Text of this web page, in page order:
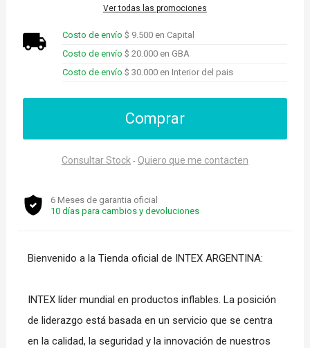
de $ 37.771
Ver todas las promociones
Costo de envío $ 9.500 en Capital
Costo de envío $ 20.000 en GBA
Costo de envío $ 30.000 en Interior del pais
Comprar
Consultar Stock- Quiero que me contacten
6 Meses de garantia oficial
10 días para cambios y devoluciones
Bienvenido a la Tienda oficial de INTEX ARGENTINA:
INTEX líder mundial en productos inflables. La posición
de liderazgo está basada en un servicio que se centra
en la calidad, la seguridad y la innovación de nuestros